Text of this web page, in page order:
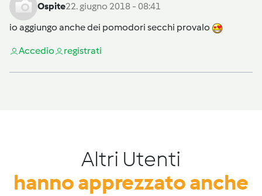
Ospite22. giugno 2018 - 08:41
io aggiungo anche dei pomodori secchi provalo
Accedio registrati
Altri Utenti
hanno apprezzato anche